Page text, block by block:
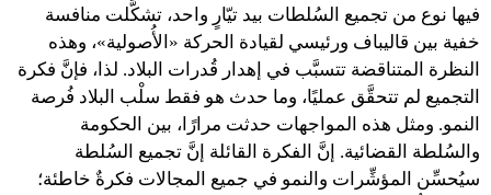
فيها نوع من تجميع السُلطات بيد تيّارٍ واحد، تشكَّلت منافسة
خفية بين قاليباف ورئيسي لقيادة الحركة «الأُصولية»، وهذه
النظرة المتناقضة تتسبَّب في إهدار قُدرات البلاد. لذا، فإنَّ فكرة
التجميع لم تتحقَّق عمليًا، وما حدث هو فقط سلْب البلاد فُرصة
النمو. ومثل هذه المواجهات حدثت مرارًا، بين الحكومة
والسُلطة القضائية. إنَّ الفكرة القائلة إنَّ تجميع السُلطة
سيُحسِّن المؤشِّرات والنمو في جميع المجالات فكرةٌ خاطئة؛